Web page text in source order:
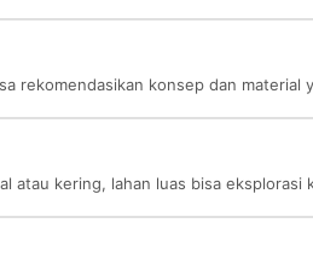
rekomendasikan konsep dan material
atau kering, lahan luas bisa eksplorasi